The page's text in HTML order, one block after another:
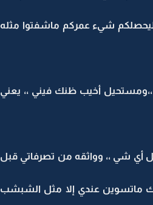
ليحصلكم شيء عمركم ماشفتوا مثله
،،ومستحيل أخيب ظنك فيني ،، يعني
أي شي ،، وواثقه من تصرفاتي قبل
ماتسوين عندي إلا مثل الشبشب